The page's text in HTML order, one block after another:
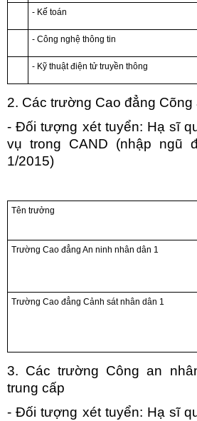
- Kế toán
- Công nghệ thông tin
- Kỹ thuật điện tử truyền thông
2. Các trường Cao đẳng Cõng
- Đối tượng xét tuyển: Hạ sĩ
vụ trong CAND (nhập ngũ
1/2015)
Tên trưởng
Trường Cao đẳng An ninh nhân dân 1
Trường Cao đẳng Cảnh sát nhân dân 1
3. Các trường Công an
trung cấp
- Đối tượng xét tuyển: Hạ sĩ